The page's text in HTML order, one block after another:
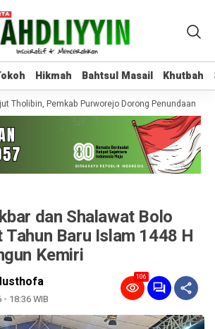
Hikmah Bahtsul Masail Khutbah
Hikmah Bahtsul Masail Khutbah
Pemkab Purworejo Dorong Penundaan
dan Shalawat Bolo
Tahun Baru Islam 1448 H
Kemiri
18:36 WIB
106